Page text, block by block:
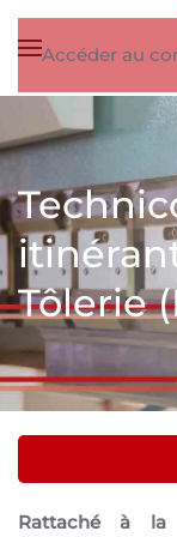
Accéder au
Tôlerie
Rattaché à la